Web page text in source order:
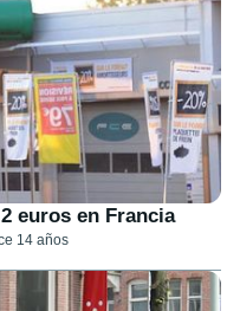
euros en Francia
14 años